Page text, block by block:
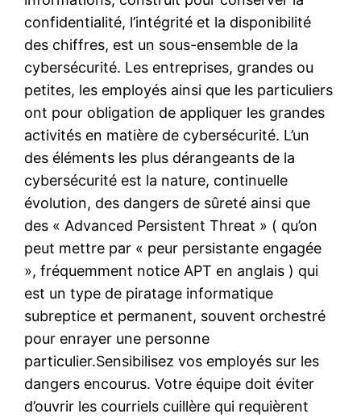
confidentialité, l’intégrité et la disponibilité
des chiffres, est un sous-ensemble de la
cybersécurité. Les entreprises, grandes ou
petites, les employés ainsi que les particuliers
ont pour obligation de appliquer les grandes
activités en matière de cybersécurité. L’un
des éléments les plus dérangeants de la
cybersécurité est la nature, continuelle
évolution, des dangers de sûreté ainsi que
des « Advanced Persistent Threat » ( qu’on
peut mettre par « peur persistante engagée
», fréquemment notice APT en anglais ) qui
est un type de piratage informatique
subreptice et permanent, souvent orchestré
pour enrayer une personne
particulier.Sensibilisez vos employés sur les
dangers encourus. Votre équipe doit éviter
d’ouvrir les courriels cuillère qui requièrent